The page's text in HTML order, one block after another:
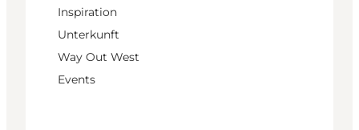
Inspiration
Unterkunft
Way Out West
Events